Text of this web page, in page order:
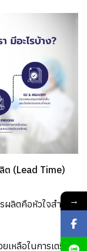
ลิต (Lead Time)
รผลิตคือหัวใจสำคัญ
เหลือในการเตรียม
→